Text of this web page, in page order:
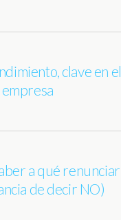
clave en el
a qué renunciar
de decir NO)